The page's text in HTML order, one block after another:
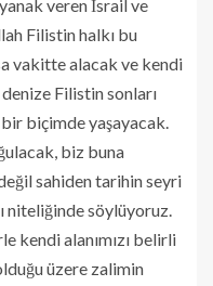
veren İsrail ve
Filistin halkı bu
vakitte alacak ve kendi
Filistin sonları
biçimde yaşayacak.
biz buna
sahiden tarihin seyri
niteliğinde söylüyoruz.
kendi alanımızı belirli
üzere zalimin